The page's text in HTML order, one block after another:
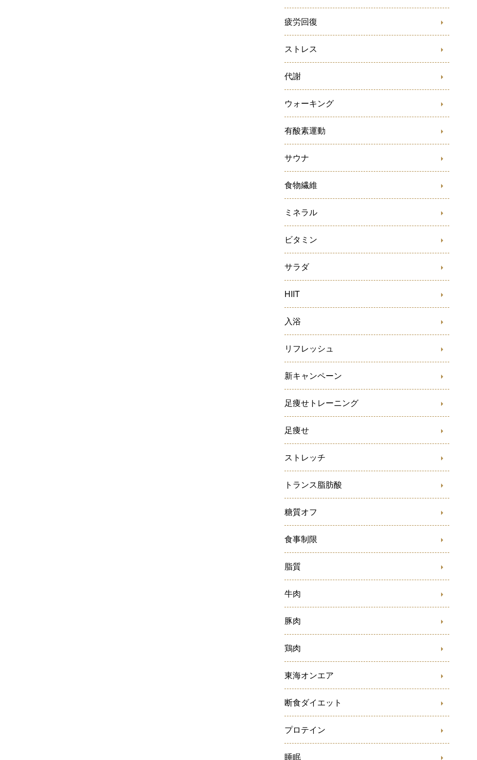
疲労回復
ストレス
代謝
ウォーキング
有酸素運動
サウナ
食物繊維
ミネラル
ビタミン
サラダ
HIIT
入浴
リフレッシュ
新キャンペーン
足痩せトレーニング
足痩せ
ストレッチ
トランス脂肪酸
糖質オフ
食事制限
脂質
牛肉
豚肉
鶏肉
東海オンエア
断食ダイエット
プロテイン
睡眠